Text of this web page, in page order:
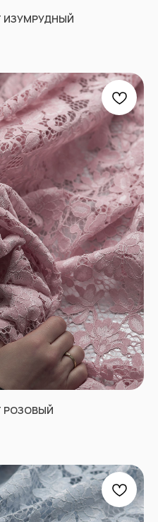
ИЗУМРУДНЫЙ
РОЗОВЫЙ